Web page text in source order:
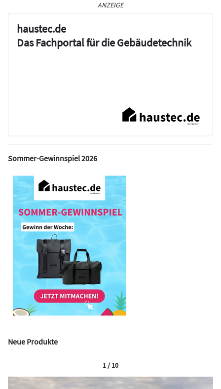
ANZEIGE
haustec.de
Das Fachportal für die Gebäudetechnik
Sommer-Gewinnspiel 2026
Neue Produkte
1 / 10